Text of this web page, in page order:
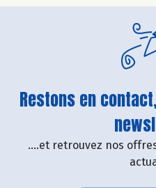
Restons en
....et retrouvez nos